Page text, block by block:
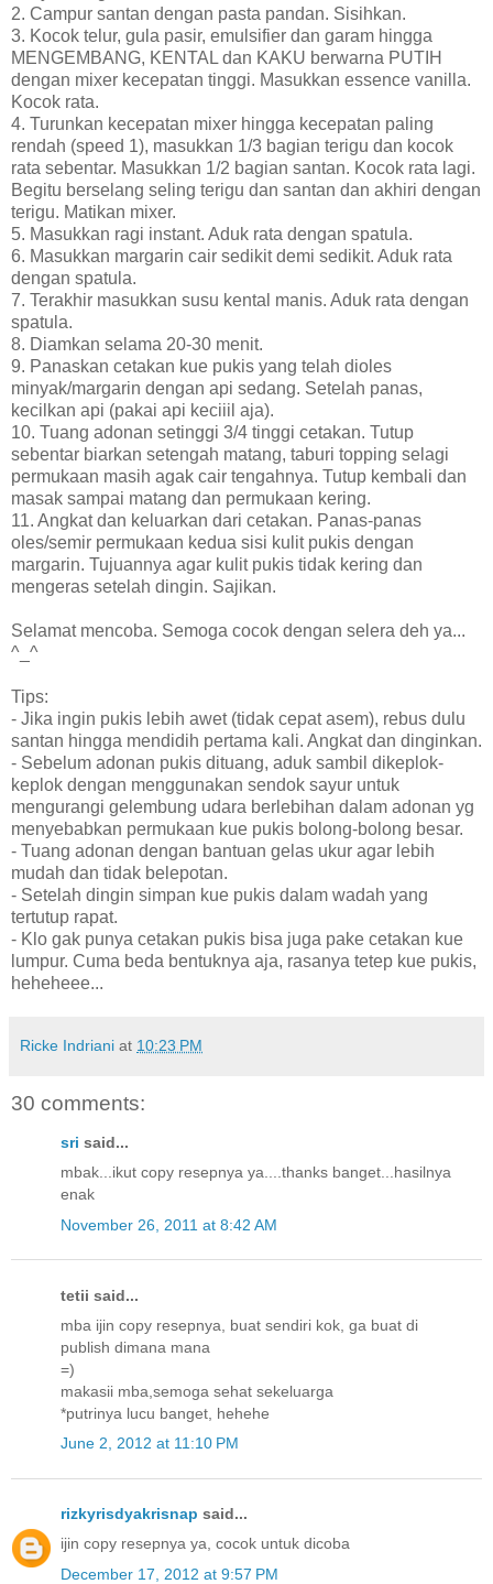
2. Campur santan dengan pasta pandan. Sisihkan.
3. Kocok telur, gula pasir, emulsifier dan garam hingga
MENGEMBANG, KENTAL dan KAKU berwarna PUTIH
dengan mixer kecepatan tinggi. Masukkan essence vanilla.
Kocok rata.
4. Turunkan kecepatan mixer hingga kecepatan paling
rendah (speed 1), masukkan 1/3 bagian terigu dan kocok
rata sebentar. Masukkan 1/2 bagian santan. Kocok rata lagi.
Begitu berselang seling terigu dan santan dan akhiri dengan
terigu. Matikan mixer.
5. Masukkan ragi instant. Aduk rata dengan spatula.
6. Masukkan margarin cair sedikit demi sedikit. Aduk rata
dengan spatula.
7. Terakhir masukkan susu kental manis. Aduk rata dengan
spatula.
8. Diamkan selama 20-30 menit.
9. Panaskan cetakan kue pukis yang telah dioles
minyak/margarin dengan api sedang. Setelah panas,
kecilkan api (pakai api keciiil aja).
10. Tuang adonan setinggi 3/4 tinggi cetakan. Tutup
sebentar biarkan setengah matang, taburi topping selagi
permukaan masih agak cair tengahnya. Tutup kembali dan
masak sampai matang dan permukaan kering.
11. Angkat dan keluarkan dari cetakan. Panas-panas
oles/semir permukaan kedua sisi kulit pukis dengan
margarin. Tujuannya agar kulit pukis tidak kering dan
mengeras setelah dingin. Sajikan.
Selamat mencoba. Semoga cocok dengan selera deh ya...
^_^
Tips:
- Jika ingin pukis lebih awet (tidak cepat asem), rebus dulu
santan hingga mendidih pertama kali. Angkat dan dinginkan.
- Sebelum adonan pukis dituang, aduk sambil dikeplok-
keplok dengan menggunakan sendok sayur untuk
mengurangi gelembung udara berlebihan dalam adonan yg
menyebabkan permukaan kue pukis bolong-bolong besar.
- Tuang adonan dengan bantuan gelas ukur agar lebih
mudah dan tidak belepotan.
- Setelah dingin simpan kue pukis dalam wadah yang
tertutup rapat.
- Klo gak punya cetakan pukis bisa juga pake cetakan kue
lumpur. Cuma beda bentuknya aja, rasanya tetep kue pukis,
heheheee...
Ricke Indriani at 10:23 PM
30 comments:
sri said...
mbak...ikut copy resepnya ya....thanks banget...hasilnya
enak
November 26, 2011 at 8:42 AM
tetii said...
mba ijin copy resepnya, buat sendiri kok, ga buat di
publish dimana mana
=)
makasii mba,semoga sehat sekeluarga
*putrinya lucu banget, hehehe
June 2, 2012 at 11:10 PM
rizkyrisdyakrisnap said...
ijin copy resepnya ya, cocok untuk dicoba
December 17, 2012 at 9:57 PM